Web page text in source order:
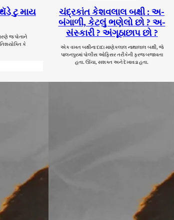
ટુ માય
જ પોતાને
કે
ચંદ્રકાંત કેશવલાલ બક્ષી : અ-
બંગાળી, કેટલું ભણેલો છો ? અ-
સંસ્કારી ? અંગૂઠાછાપ છો ?
એક વખત બક્ષીના દાદા માણેકલાલ નાથાલાલ બક્ષી, જે
પાલનપુરમાં પોલીસ ઓફિસર તરીકેની ફરજ બજાવતા
હતા. ઊંચા, સશક્ત અને દેખાવડા હતા.